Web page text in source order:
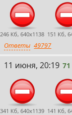
246 Кб, 640x1138 151 Кб,
Ответы 49797
71
11 июня, 20:19 71
341 Кб, 640x1139 141 Кб,